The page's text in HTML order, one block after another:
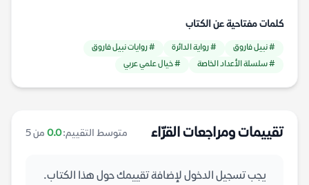
كلمات مفتاحية عن الكتاب
# نبيل فاروق # رواية الدائرة
# روايات نبيل فاروق
# سلسلة الأعداد الخاصة
# خيال علمي عربي
تقييمات ومراجعات القرّاء متوسط التقييم:0.0 من 5
يجب تسجيل الدخول لإضافة تقييمك حول هذا الكتاب.